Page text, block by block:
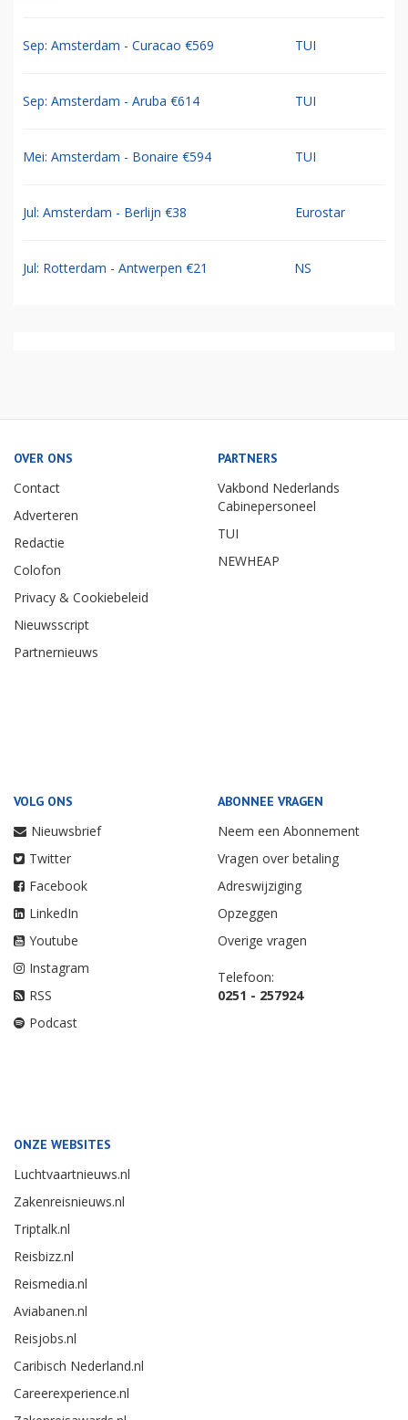
Sep: Amsterdam - Curacao €569 TUI
Sep: Amsterdam - Aruba €614 TUI
Mei: Amsterdam - Bonaire €594 TUI
Jul: Amsterdam - Berlijn €38 Eurostar
Jul: Rotterdam - Antwerpen €21 NS
OVER ONS
Contact
Adverteren
Redactie
Colofon
Privacy & Cookiebeleid
Nieuwsscript
Partnernieuws
PARTNERS
Vakbond Nederlands
Cabinepersoneel
TUI
NEWHEAP
VOLG ONS
Nieuwsbrief
Twitter
Facebook
LinkedIn
Youtube
Instagram
RSS
Podcast
ABONNEE VRAGEN
Neem een Abonnement
Vragen over betaling
Adreswijziging
Opzeggen
Overige vragen
Telefoon:
0251 - 257924
ONZE WEBSITES
Luchtvaartnieuws.nl
Zakenreisnieuws.nl
Triptalk.nl
Reisbizz.nl
Reismedia.nl
Aviabanen.nl
Reisjobs.nl
Caribisch Nederland.nl
Careerexperience.nl